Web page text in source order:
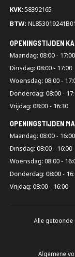
KVK: 58392165
BTW: NL853019241B01
OPENINGSTIJDEN
Maandag: 08:00 - 17:00
Dinsdag: 08:00 - 17:00
Woensdag: 08:00 -
Donderdag: 08:00 -
Vrijdag: 08:00 - 16:30
OPENINGSTIJDEN
Maandag: 08:00 - 16:00
Dinsdag: 08:00 - 16:00
Woensdag: 08:00 -
Donderdag: 08:00 -
Vrijdag: 08:00 - 16:00
Alle getoonde
Algemene